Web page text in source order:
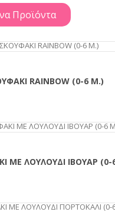
Προϊόντα
ΑΓΟΡΆ
RAINBOW (0-6 Μ.)
ΑΓΟΡΆ
ΜΕ ΛΟΥΛΟΥΔΙ ΙΒΟΥΑΡ (0-
ΑΓΟΡΆ